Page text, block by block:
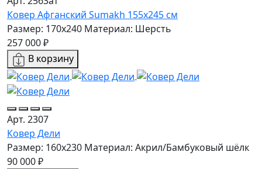
Ковер Афганский Sumakh 155x245 см
Размер: 170x240 Материал: Шерсть
257 000 ₽
В корзину
Арт. 2307
Ковер Дели
Размер: 160х230 Материал: Акрил/Бамбуковый шёлк
90 000 ₽